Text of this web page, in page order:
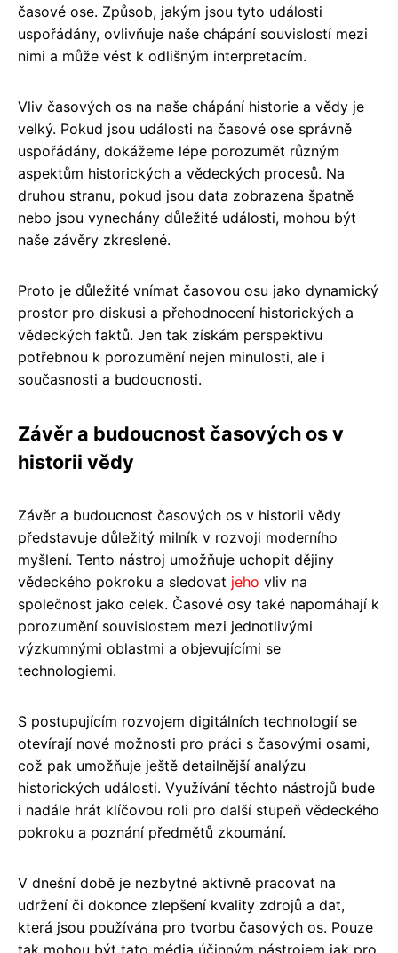
časové ose. Způsob, jakým jsou tyto události
uspořádány, ovlivňuje naše chápání souvislostí mezi
nimi a může vést k odlišným interpretacím.
Vliv časových os na naše chápání historie a vědy je
velký. Pokud jsou události na časové ose správně
uspořádány, dokážeme lépe porozumět různým
aspektům historických a vědeckých procesů. Na
druhou stranu, pokud jsou data zobrazena špatně
nebo jsou vynechány důležité události, mohou být
naše závěry zkreslené.
Proto je důležité vnímat časovou osu jako dynamický
prostor pro diskusi a přehodnocení historických a
vědeckých faktů. Jen tak získám perspektivu
potřebnou k porozumění nejen minulosti, ale i
současnosti a budoucnosti.
Závěr a budoucnost časových os v
historii vědy
Závěr a budoucnost časových os v historii vědy
představuje důležitý milník v rozvoji moderního
myšlení. Tento nástroj umožňuje uchopit dějiny
vědeckého pokroku a sledovat jeho vliv na
společnost jako celek. Časové osy také napomáhají k
porozumění souvislostem mezi jednotlivými
výzkumnými oblastmi a objevujícími se
technologiemi.
S postupujícím rozvojem digitálních technologií se
otevírají nové možnosti pro práci s časovými osami,
což pak umožňuje ještě detailnější analýzu
historických události. Využívání těchto nástrojů bude
i nadále hrát klíčovou roli pro další stupeň vědeckého
pokroku a poznání předmětů zkoumání.
V dnešní době je nezbytné aktivně pracovat na
udržení či dokonce zlepšení kvality zdrojů a dat,
která jsou používána pro tvorbu časových os. Pouze